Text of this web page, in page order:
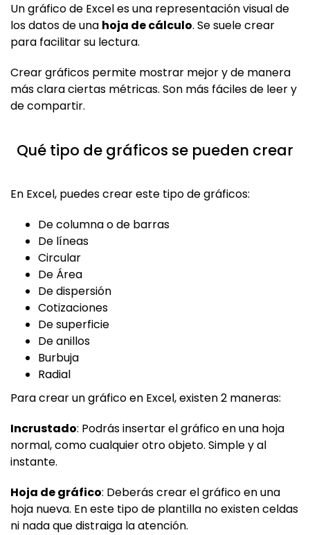
Un gráfico de Excel es una representación visual de
los datos de una hoja de cálculo. Se suele crear
para facilitar su lectura.
Crear gráficos permite mostrar mejor y de manera
más clara ciertas métricas. Son más fáciles de leer y
de compartir.
Qué tipo de gráficos se pueden crear
En Excel, puedes crear este tipo de gráficos:
De columna o de barras
De líneas
Circular
De Área
De dispersión
Cotizaciones
De superficie
De anillos
Burbuja
Radial
Para crear un gráfico en Excel, existen 2 maneras:
Incrustado: Podrás insertar el gráfico en una hoja
normal, como cualquier otro objeto. Simple y al
instante.
Hoja de gráfico: Deberás crear el gráfico en una
hoja nueva. En este tipo de plantilla no existen celdas
ni nada que distraiga la atención.